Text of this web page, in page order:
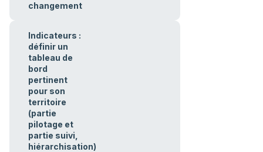
changement
Indicateurs :
définir un
tableau de
bord
pertinent
pour son
territoire
(partie
pilotage et
partie suivi,
hiérarchisation)